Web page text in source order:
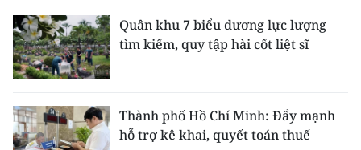
Quân khu 7 biểu dương lực lượng
tìm kiếm, quy tập hài cốt liệt sĩ
Thành phố Hồ Chí Minh: Đẩy mạnh
hỗ trợ kê khai, quyết toán thuế